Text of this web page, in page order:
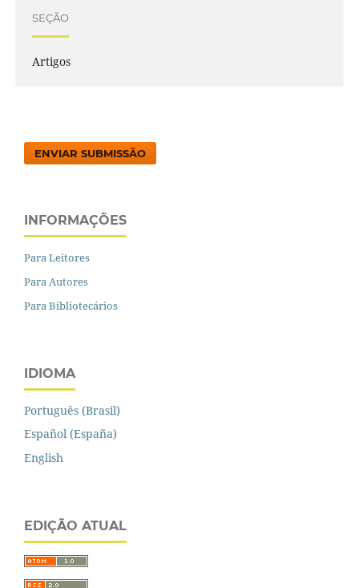
SEÇÃO
Artigos
ENVIAR SUBMISSÃO
INFORMAÇÕES
Para Leitores
Para Autores
Para Bibliotecários
IDIOMA
Português (Brasil)
Español (España)
English
EDIÇÃO ATUAL